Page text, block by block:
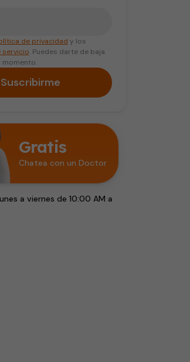
de privacidad y los
servicio. Puedes darte de baja
momento.
Suscribirme
Gratis
Chatea con un Doctor
a viernes de 10:00 AM a